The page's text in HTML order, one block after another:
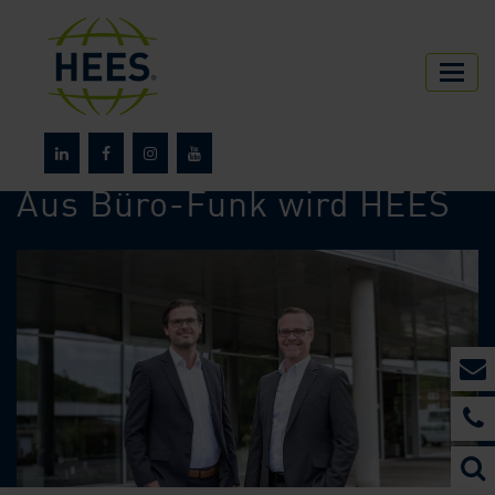
Über HEES News
Aus Büro-Funk wird HEES